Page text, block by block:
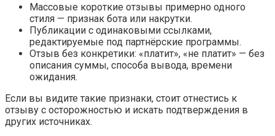
Массовые короткие отзывы примерно одного
стиля — признак бота или накрутки.
Публикации с одинаковыми ссылками,
редактируемые под партнёрские программы.
Отзыв без конкретики: «платит», «не платит» — без
описания суммы, способа вывода, времени
ожидания.
Если вы видите такие признаки, стоит отнестись к
отзыву с осторожностью и искать подтверждения в
других источниках.